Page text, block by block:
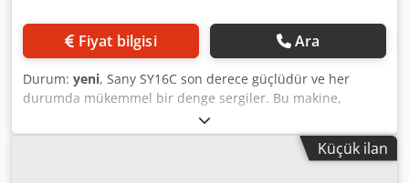
Fiyat bilgisi Ara
Durum: yeni, Sany SY16C son derece güçlüdür ve her
durumda mükemmel bir denge sergiler. Bu makine,
sağlam tasarımı ve kolay kullanımı sayesinde
kullanıcılarının tüm beklentilerini karşılar. - Sessiz, düşük
titreşimli motor - Verimli, güçlü hidrolik yük algılamaKüçük ilan